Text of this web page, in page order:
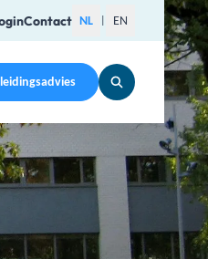
Contact NL EN
End to navigate items